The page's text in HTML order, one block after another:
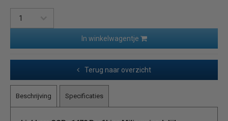
In winkelwagentje
Terug naar overzicht
Beschrijving Specificaties